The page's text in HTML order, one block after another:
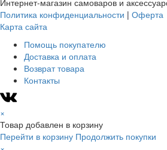
Политика конфиденциальности | Оферта
Карта сайта
Помощь покупателю
Доставка и оплата
Возврат товара
Контакты
×
Товар добавлен в корзину
Перейти в корзину Продолжить покупки